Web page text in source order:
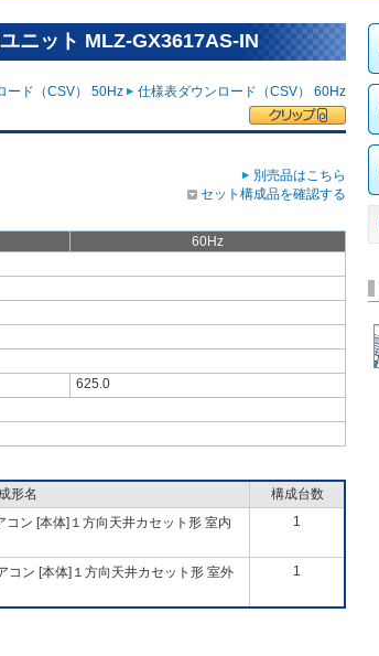
ニット MLZ-GX3617AS-IN
ード（CSV） 50Hz 仕様表ダウンロード（CSV） 60Hz
別売品はこちら
セット構成品を確認する
60Hz
625.0
形名
構成台数
コン [本体]１方向天井カセット形 室内
1
コン [本体]１方向天井カセット形 室外
1